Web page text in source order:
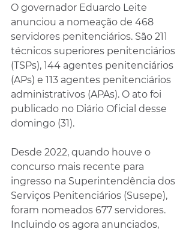
O governador Eduardo Leite
anunciou a nomeação de 468
servidores penitenciários. São 211
técnicos superiores penitenciários
(TSPs), 144 agentes penitenciários
(APs) e 113 agentes penitenciários
administrativos (APAs). O ato foi
publicado no Diário Oficial desse
domingo (31).
Desde 2022, quando houve o
concurso mais recente para
ingresso na Superintendência dos
Serviços Penitenciários (Susepe),
foram nomeados 677 servidores.
Incluindo os agora anunciados,